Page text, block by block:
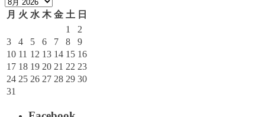
月 火 水 木 金 土 日
1
2
3
4 5 6 7 8
9
10 11 12 13 14 15 16
17 18 19 20 21 22 23
24 25 26 27 28 29 30
31